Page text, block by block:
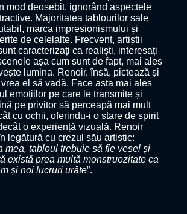
mod deosebit, ignorând aspectele
Majoritatea tablourilor sale
marca impresionismului și
de celelalte. Frecvent, artiștii
caracterizați ca realiști, interesați
așa cum sunt de fapt, mai ales
lumina. Renoir, însă, pictează și
el să vadă. Face asta mai ales
emoțiilor pe care le transmite și
pe privitor să perceapă mai mult
cu ochii, oferindu-i o stare de spirit
o experiență vizuală. Renoir
legătură cu crezul său artistic:
mea, tabloul trebuie să fie vesel și
există prea multă monstruozitate ca
și noi lucruri urâte”.